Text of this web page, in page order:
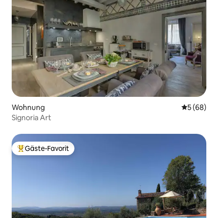
Wohnung
5 (68)
Signoria Art
Beliebter Gäste-Favorit.
Gäste-Favorit